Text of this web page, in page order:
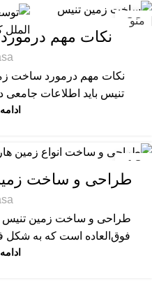
منو
22
نکات مهم
نکات مهم درمورد ساخت
تنیس باید اطلاعات جامعی
13
مهطراحی و ساخت
طراحی و ساخت زمین
فوق‌العاده است که به شکل